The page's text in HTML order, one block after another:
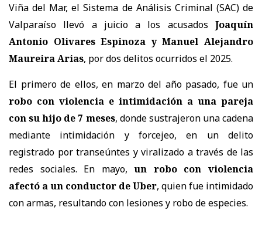
Viña del Mar, el Sistema de Análisis Criminal (SAC) de
Valparaíso llevó a juicio a los acusados Joaquín
Antonio Olivares Espinoza y Manuel Alejandro
Maureira Arias, por dos delitos ocurridos el 2025.
El primero de ellos, en marzo del año pasado, fue un
robo con violencia e intimidación a una pareja
con su hijo de 7 meses, donde sustrajeron una cadena
mediante intimidación y forcejeo, en un delito
registrado por transeúntes y viralizado a través de las
redes sociales. En mayo,un robo con violencia
afectó a un conductor de Uber, quien fue intimidado
con armas, resultando con lesiones y robo de especies.